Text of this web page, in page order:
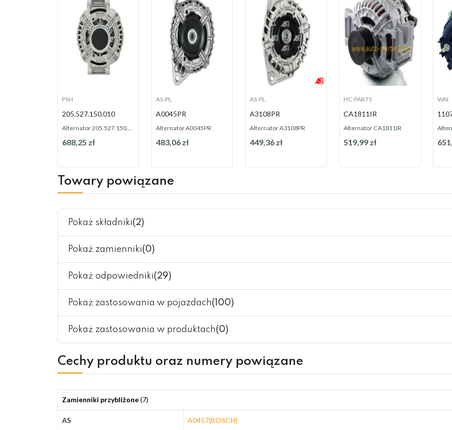
PSH
205.527.150.010
Alternator 205.527.150.010
688,25 zł
AS-PL
A0045PR
Alternator A0045PR
483,06 zł
AS-PL
A3108PR
Alternator A3108PR
449,36 zł
HC-PARTS
CA1811IR
Alternator CA1811IR
519,99 zł
WAI
Towary powiązane
Pokaż składniki(2)
Pokaż zamienniki(0)
Pokaż odpowiedniki(29)
Pokaż zastosowania w pojazdach(100)
Pokaż zastosowania w produktach(0)
Cechy produktu oraz numery powiązane
Zamienniki przybliżone(7)
AS A0457(BOSCH)